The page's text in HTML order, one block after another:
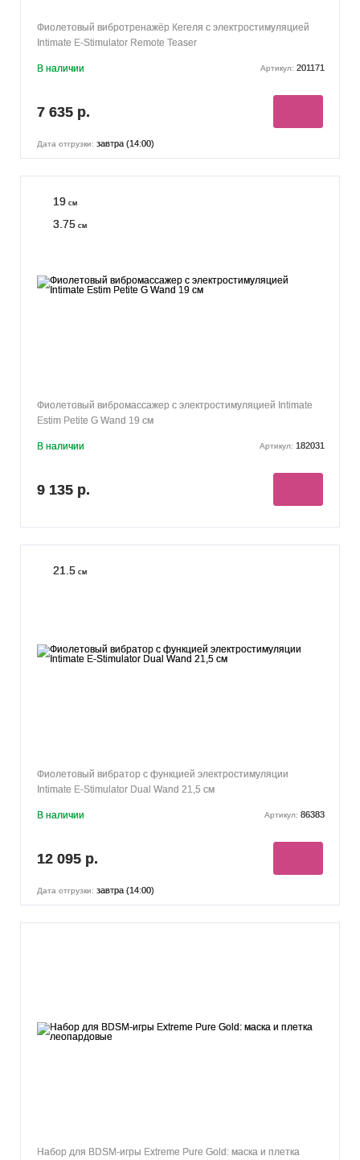
Фиолетовый вибротренажёр Кегеля с электростимуляцией
Intimate E-Stimulator Remote Teaser
В наличии Артикул: 201171
7 635 р.
Дата отгрузки: завтра (14:00)
19 см
3.75 см
Фиолетовый вибромассажер с электростимуляцией Intimate
Estim Petite G Wand 19 см
В наличии Артикул: 182031
9 135 р.
21.5 см
Фиолетовый вибратор с функцией электростимуляции
Intimate E-Stimulator Dual Wand 21,5 см
В наличии Артикул: 86383
12 095 р.
Дата отгрузки: завтра (14:00)
Набор для BDSM-игры Extreme Pure Gold: маска и плетка